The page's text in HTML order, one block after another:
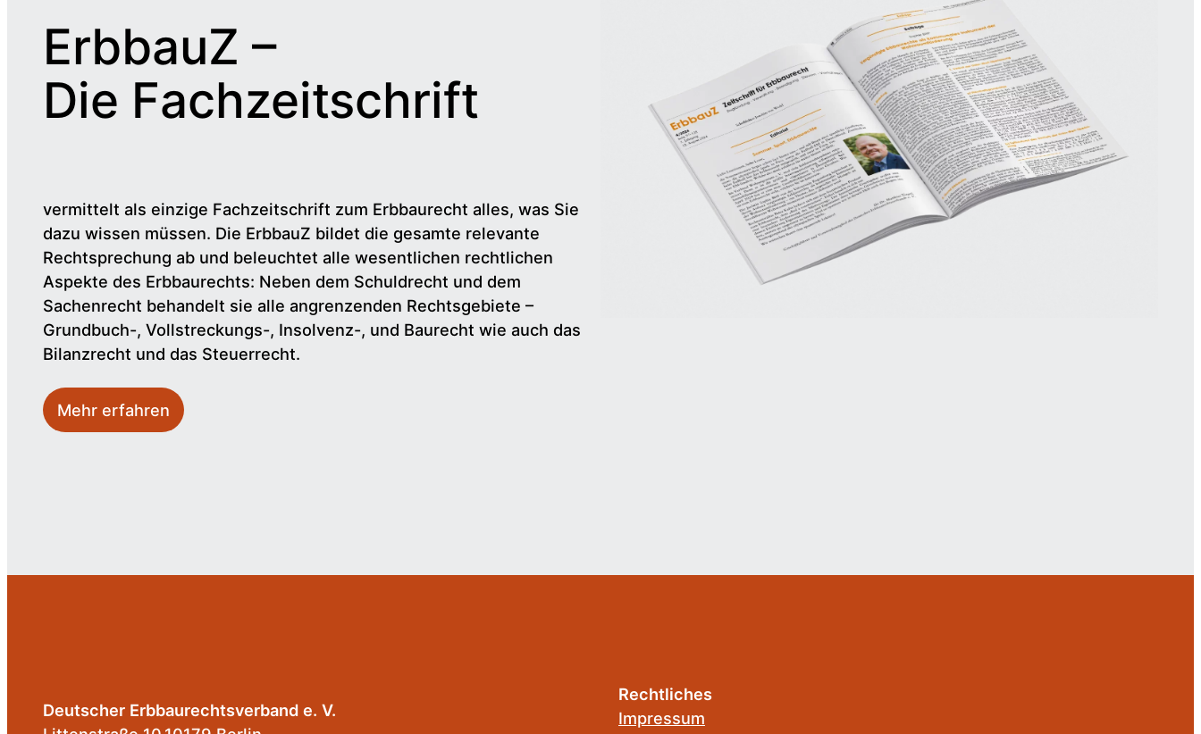
ErbbauZ –
Die Fachzeitschrift
vermittelt als einzige Fachzeitschrift zum Erbbaurecht alles, was Sie
dazu wissen müssen. Die ErbbauZ bildet die gesamte relevante
Rechtsprechung ab und beleuchtet alle wesentlichen rechtlichen
Aspekte des Erbbaurechts: Neben dem Schuldrecht und dem
Sachenrecht behandelt sie alle angrenzenden Rechtsgebiete –
Grundbuch-, Vollstreckungs-, Insolvenz-, und Baurecht wie auch das
Bilanzrecht und das Steuerrecht.
Mehr erfahren
Deutscher Erbbaurechtsverband e. V.
Rechtliches
Impressum